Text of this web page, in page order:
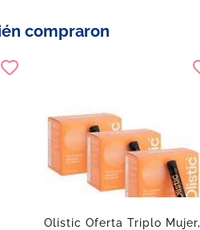
compraron
Olistic Oferta Triplo Mujer,